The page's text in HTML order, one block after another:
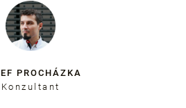
PROCHÁZKA
Konzultant